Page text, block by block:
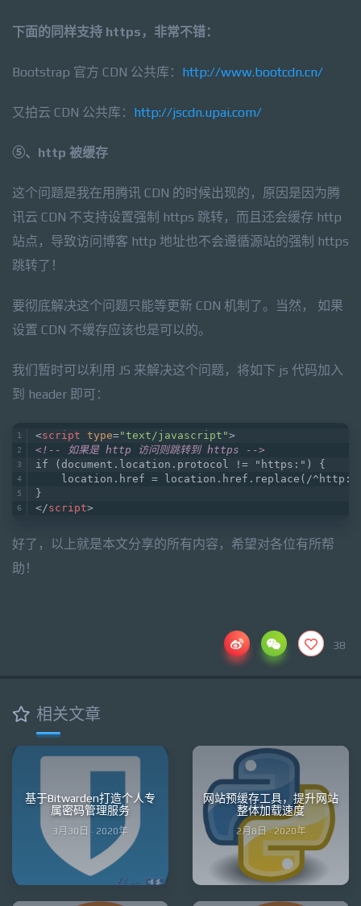
下面的同样支持 https，非常不错：
Bootstrap 官方 CDN 公共库： http://www.bootcdn.cn/
又拍云 CDN 公共库： http://jscdn.upai.com/
⑤、http 被缓存
这个问题是我在用腾讯 CDN 的时候出现的，原因是因为腾
讯云 CDN 不支持设置强制 https 跳转，而且还会缓存 http
站点，导致访问博客 http 地址也不会遵循源站的强制 https
跳转了！
要彻底解决这个问题只能等更新 CDN 机制了。当然， 如果
设置 CDN 不缓存应该也是可以的。
我们暂时可以利用 JS 来解决这个问题，将如下 js 代码加入
到 header 即可：
<script type="text/javascript">
<!-- 如果是 http 访问则跳转到 https -->
if (document.location.protocol != "https:") {
location.href = location.href.replace(/
}
</script>
好了，以上就是本文分享的所有内容，希望对各位有所帮
助！
38
相关文章
基于Bitwarden打造个人专
属密码管理服务
3月30日 · 2020年
网站预缓存工具，提升网站
整体加载速度
2月8日 · 2020年